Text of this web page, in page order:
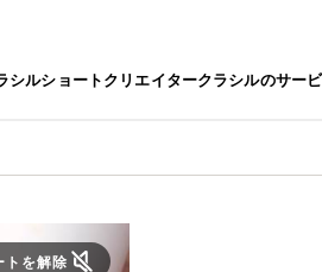
シルショートクリエイタークラシルのサー
トを解除